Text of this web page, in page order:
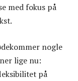
med fokus på
nogle
lige nu:
på